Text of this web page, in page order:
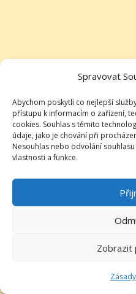
Spravovat
Abychom poskytli co nejlepší
přístupu k informacím o zařízení,
cookies. Souhlas s těmito
údaje, jako je chování při
Nesouhlas nebo odvolání
vlastnosti a funkce.
Zobrazit